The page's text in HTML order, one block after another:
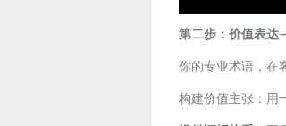
第二步：价值表达
你的专业术语，在
构建价值主张：用